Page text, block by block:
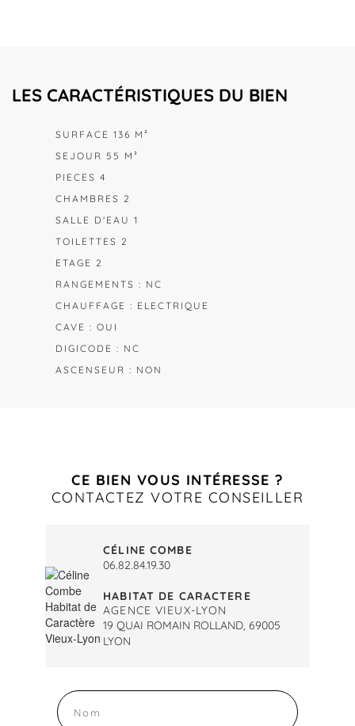
LES CARACTÉRISTIQUES DU BIEN
SURFACE 136 M²
SEJOUR 55 M²
PIECES 4
CHAMBRES 2
SALLE D'EAU 1
TOILETTES 2
ETAGE 2
RANGEMENTS : NC
CHAUFFAGE : ELECTRIQUE
CAVE : OUI
DIGICODE : NC
ASCENSEUR : NON
CE BIEN VOUS INTÉRESSE ?
CONTACTEZ VOTRE CONSEILLER
CÉLINE COMBE
06.82.84.19.30
HABITAT DE CARACTERE
AGENCE VIEUX-LYON
19 QUAI ROMAIN ROLLAND, 69005
LYON